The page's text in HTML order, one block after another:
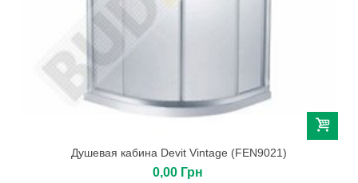
Душевая кабина Devit Vintage (FEN9021)
0,00 Грн